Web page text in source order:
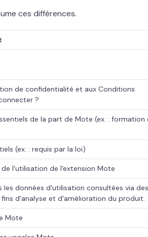
ces différences.
de confidentialité et aux Conditions
?
de la part de Mote (ex. : formation
(ex. : requis par la loi)
l'utilisation de l'extension Mote
les données d'utilisation consultées via
d'analyse et d'amélioration du produit.
Mote